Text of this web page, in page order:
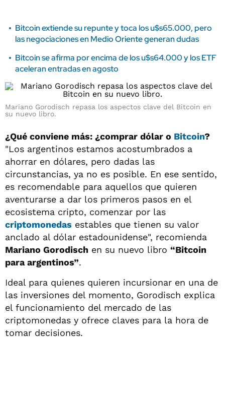
Bitcoin extiende su repunte y toca los u$s65.000, pero
las negociaciones en Medio Oriente generan dudas
Bitcoin se afirma por encima de los u$s64.000 y los ETF
aceleran entradas en agosto
Mariano Gorodisch repasa los aspectos clave del Bitcoin en
su nuevo libro.
¿Qué conviene más: ¿comprar dólar o Bitcoin?
"Los argentinos estamos acostumbrados a
ahorrar en dólares, pero dadas las
circunstancias, ya no es posible. En ese sentido,
es recomendable para aquellos que quieren
aventurarse a dar los primeros pasos en el
ecosistema cripto, comenzar por las
criptomonedas estables que tienen su valor
anclado al dólar estadounidense", recomienda
Mariano Gorodisch en su nuevo libro “Bitcoin
para argentinos”.
Ideal para quienes quieren incursionar en una de
las inversiones del momento, Gorodisch explica
el funcionamiento del mercado de las
criptomonedas y ofrece claves para la hora de
tomar decisiones.